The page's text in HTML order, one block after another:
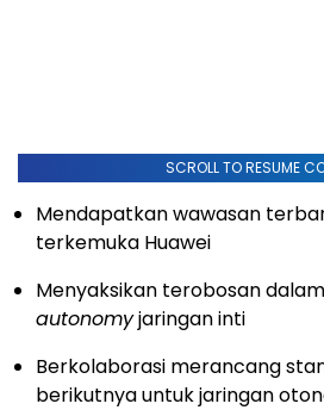
SCROLL TO RESUME
Mendapatkan wawasan
terkemuka Huawei
Menyaksikan terobosan dalam
autonomyjaringan inti
Berkolaborasi merancang
berikutnya untuk jaringan